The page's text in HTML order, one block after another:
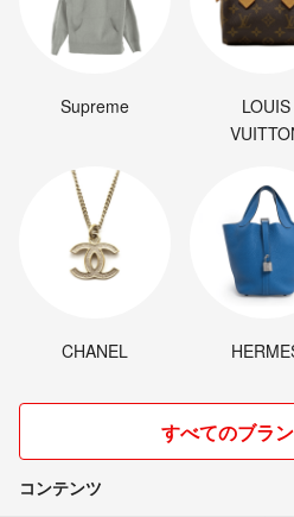
Supreme
LOUIS
CHANEL
すべてのブラ
コンテンツ